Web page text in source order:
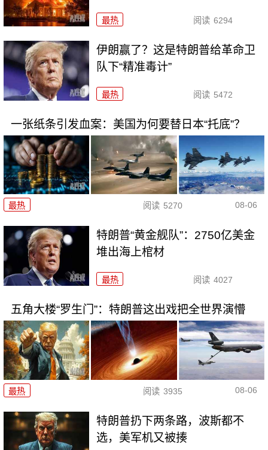
最热 阅读 6294
伊朗赢了？这是特朗普给革命卫
队下“精准毒计”
最热 阅读 5472
一张纸条引发血案：美国为何要替日本“托底”？
最热 阅读 5270 08-06
特朗普“黄金舰队”：2750亿美金
堆出海上棺材
最热 阅读 4027
五角大楼“罗生门”：特朗普这出戏把全世界演懵
最热 阅读 3935 08-06
特朗普扔下两条路，波斯都不
选，美军机又被揍